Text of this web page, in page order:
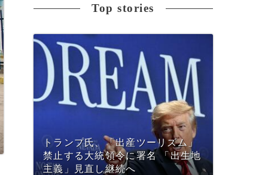
Top stories
トランプ氏、「出産ツーリズム」
禁止する大統領令に署名 「出生地
主義」見直し継続へ